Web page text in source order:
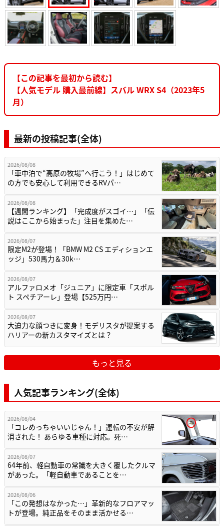
【この記事を最初から読む】
【人気モデル 購入最前線】スバル WRX S4（2023年5
月）
最新の投稿記事(全体)
2026/08/08
「車中泊で“高原の牧場”へ行こう！」はじめて
の方でも安心して利用できるRVパ…
2026/08/08
【週間ランキング】「完成度がスゴイ…」「伝
説はここから始まった」注目を集めた…
2026/08/07
限定M2が登場！「BMW M2 CS エディションエ
ッジ」530馬力＆30k…
2026/08/07
アルファロメオ「ジュニア」に限定車「スポル
ト スペチアーレ」登場【525万円…
2026/08/07
大迫力な顔つきに変身！モデリスタが提案する
ハリアーの新カスタマイズとは？
もっと見る
人気記事ランキング(全体)
2026/08/04
「コレめっちゃいいじゃん！」運転の不安が解
消された！ あらゆる車種に対応。死…
2026/08/07
64年前、軽自動車の常識を大きく覆したクルマ
があった。「軽自動車であることを…
2026/08/06
「この発想はなかった…」革新的なフロアマッ
トが登場。純正品をそのまま活かせる…